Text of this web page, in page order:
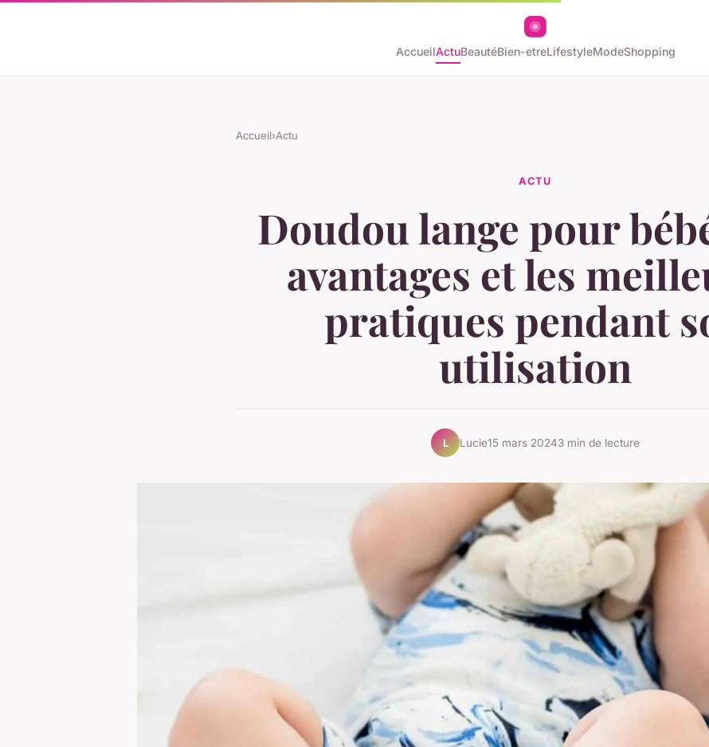
AccueilActuBeautéBien-etreLifestyleModeShopping
Accueil›Actu
ACTU
Doudou lange pour
avantages et les
pratiques pendant
utilisation
L Lucie15 mars 20243 min de lecture